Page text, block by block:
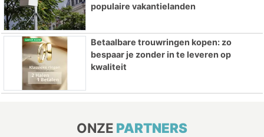
populaire vakantielanden
Betaalbare trouwringen kopen: zo
bespaar je zonder in te leveren op
kwaliteit
ONZE PARTNERS